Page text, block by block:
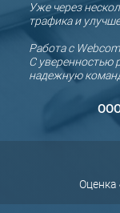
Уже через
трафика и
Работа с
С уверенностью
надежную
Оценка